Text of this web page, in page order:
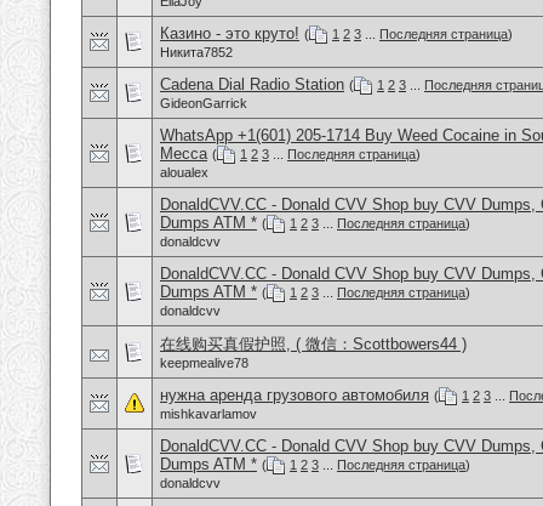
Казино - это круто! ( 1 2 3 Последняя страница)
Никита7852
Cadena Dial Radio Station ( 1 2 3
Последняя
GideonGarrick
WhatsApp +1(601) 205-1714 Buy Weed Cocaine in
Mecca ( 1 2 3 Последняя страница)
aloualex
DonaldCVV.CC - Donald CVV Shop buy CVV
Dumps ATM * ( 1 2 3 Последняя страница)
donaldcvv
DonaldCVV.CC - Donald CVV Shop buy CVV
Dumps ATM * ( 1 2 3 Последняя страница)
donaldcvv
在线购买真假护照, ( 微信：Scottbowers44 )
keepmealive78
нужна аренда грузового автомобиля ( 1 2 3
mishkavarlamov
DonaldCVV.CC - Donald CVV Shop buy CVV
Dumps ATM * ( 1 2 3 Последняя страница)
donaldcvv